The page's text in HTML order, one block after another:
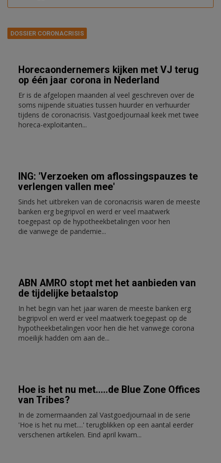
DOSSIER CORONACRISIS
Horecaondernemers kijken met VJ terug
op één jaar corona in Nederland
Er is de afgelopen maanden al veel geschreven over de
soms nijpende situaties tussen huurder en verhuurder
tijdens de coronacrisis. Vastgoedjournaal keek met twee
horeca-exploitanten...
ING: 'Verzoeken om aflossingspauzes te
verlengen vallen mee'
Sinds het uitbreken van de coronacrisis waren de meeste
banken erg begripvol en werd er veel maatwerk
toegepast op de hypotheekbetalingen voor hen
die vanwege de pandemie...
ABN AMRO stopt met het aanbieden van
de tijdelijke betaalstop
In het begin van het jaar waren de meeste banken erg
begripvol en werd er veel maatwerk toegepast op de
hypotheekbetalingen voor hen die het vanwege corona
moeilijk hadden om aan de...
Hoe is het nu met.....de Blue Zone Offices
van Tribes?
In de zomermaanden zal Vastgoedjournaal in de serie
'Hoe is het nu met....' terugblikken op een aantal eerder
verschenen artikelen. Eind april kwam...